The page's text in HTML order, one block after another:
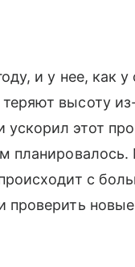
и у нее, как у
высоту
этот
планировалось.
с